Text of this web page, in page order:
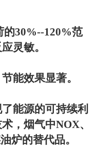
的30%--120%范
灵敏。
能效果显著。
能源的可持续利
，烟气中NOX、
炉的替代品。